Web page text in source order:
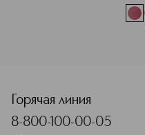
Горячая линия
8-800-100-00-05